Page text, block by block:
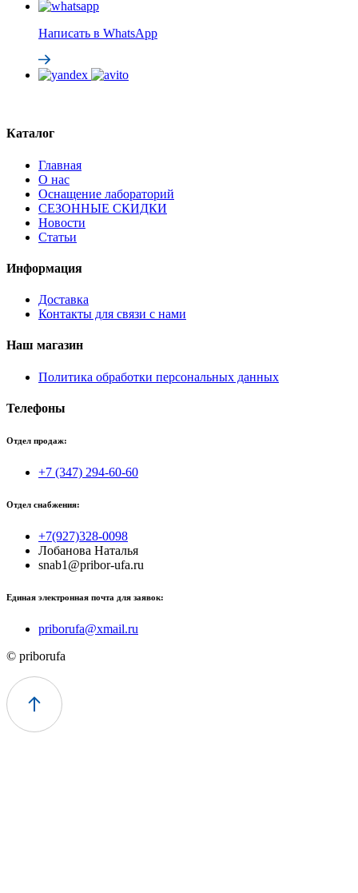
Написать в WhatsApp
Каталог
Главная
О нас
Оснащение лабораторий
СЕЗОННЫЕ СКИДКИ
Новости
Статьи
Информация
Доставка
Контакты для связи с нами
Наш магазин
Политика обработки персональных данных
Телефоны
Отдел продаж:
+7 (347) 294-60-60
Отдел снабжения:
+7(927)328-0098
Лобанова Наталья
snab1@pribor-ufa.ru
Единая электронная почта для заявок:
priborufa@xmail.ru
© priborufa